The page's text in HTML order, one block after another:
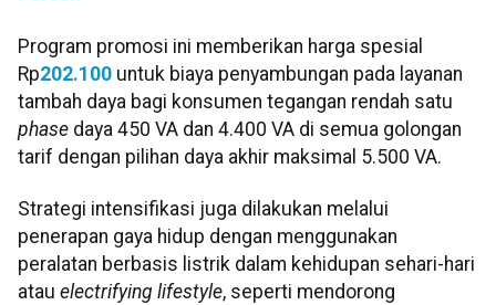
Program promosi ini memberikan harga spesial
Rp202.100 untuk biaya penyambungan pada layanan
tambah daya bagi konsumen tegangan rendah satu
phase daya 450 VA dan 4.400 VA di semua golongan
tarif dengan pilihan daya akhir maksimal 5.500 VA.
Strategi intensifikasi juga dilakukan melalui
penerapan gaya hidup dengan menggunakan
peralatan berbasis listrik dalam kehidupan sehari-hari
atau electrifying lifestyle, seperti mendorong